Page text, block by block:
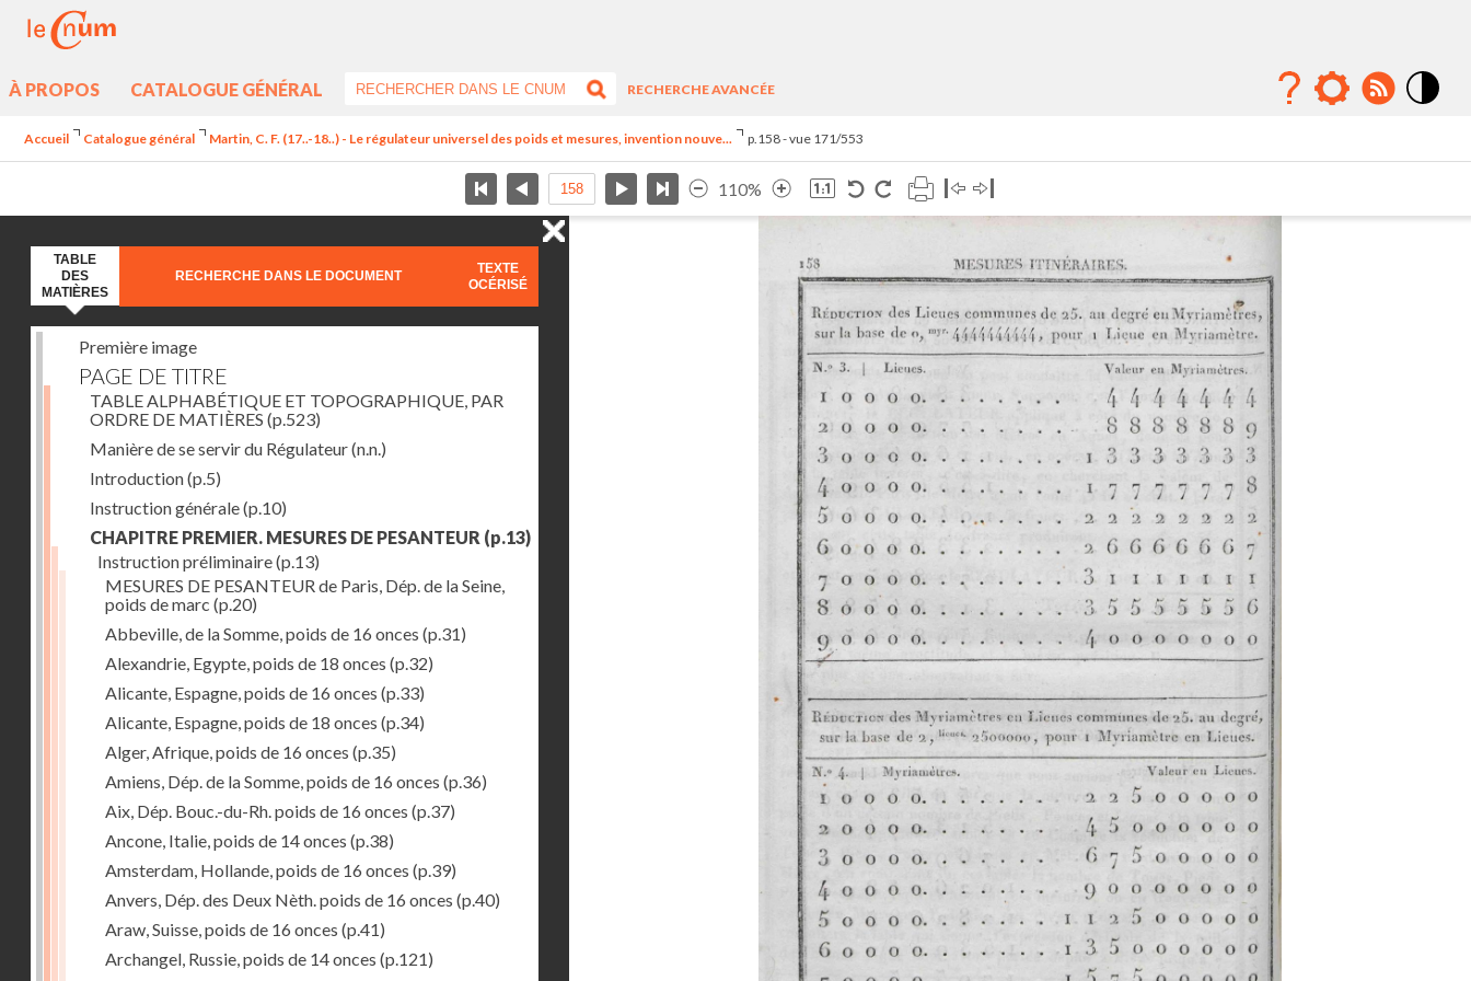
À PROPOS CATALOGUE GÉNÉRAL
RECHERCHE AVANCÉE
Accueil Catalogue général Martin, C. F. (17..-18..) - Le régulateur universel des poids et mesures, invention nouve... p.158 - vue 171/553
110%
TABLE
DES
MATIÈRES
RECHERCHE DANS LE DOCUMENT
TEXTE
OCÉRISÉ
Première image
PAGE DE TITRE
TABLE ALPHABÉTIQUE ET TOPOGRAPHIQUE, PAR
ORDRE DE MATIÈRES (p.523)
Manière de se servir du Régulateur(n.n.)
Introduction(p.5)
Instruction générale(p.10)
CHAPITRE PREMIER. MESURES DE PESANTEUR (p.13)
Instruction préliminaire(p.13)
MESURES DE PESANTEUR de Paris, Dép. de la Seine,
poids de marc (p.20)
Abbeville, de la Somme, poids de 16 onces (p.31)
Alexandrie, Egypte, poids de 18 onces (p.32)
Alicante, Espagne, poids de 16 onces (p.33)
Alicante, Espagne, poids de 18 onces (p.34)
Alger, Afrique, poids de 16 onces (p.35)
Amiens, Dép. de la Somme, poids de 16 onces (p.36)
Aix, Dép. Bouc.-du-Rh. poids de 16 onces (p.37)
Ancone, Italie, poids de 14 onces (p.38)
Amsterdam, Hollande, poids de 16 onces (p.39)
Anvers, Dép. des Deux Nèth. poids de 16 onces (p.40)
Araw, Suisse, poids de 16 onces (p.41)
Archangel, Russie, poids de 14 onces (p.121)